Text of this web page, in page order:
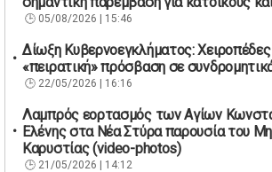
05/08/2026 | 15:46
Δίωξη Κυβερνοεγκλήματος:
«πειρατική» πρόσβαση σε
22/05/2026 | 16:16
Λαμπρός εορτασμός των Αγίων
Ελένης στα Νέα Στύρα παρουσία του
Καρυστίας (video-photos)
21/05/2026 | 14:12